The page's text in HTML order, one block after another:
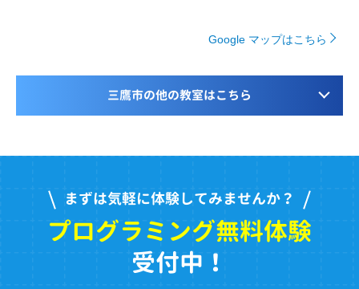
Google マップはこちら
三鷹市の他の教室はこちら
まずは気軽に体験してみませんか？
プログラミング無料体験
受付中！